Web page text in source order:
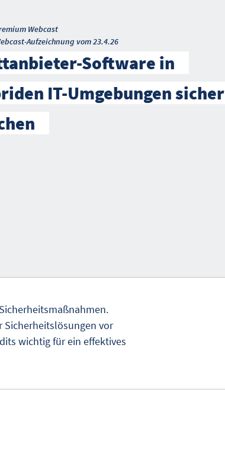
Webcast
Aufzeichnung vom 23.4.26
Software in
IT-Umgebungen sicher
Sicherheitslösungen vor
wichtig für ein effektives